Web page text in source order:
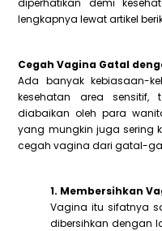
lengkapnya lewat artikel
Cegah Vagina Gatal
Ada banyak kebiasaan-
kesehatan area
diabaikan oleh para
yang mungkin juga sering
cegah vagina dari gatal-
1. Membersihkan
Vagina itu sifatnya
dibersihkan dengan